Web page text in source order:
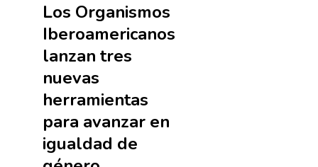
Los Organismos
Iberoamericanos
lanzan tres
nuevas
herramientas
para avanzar en
igualdad de